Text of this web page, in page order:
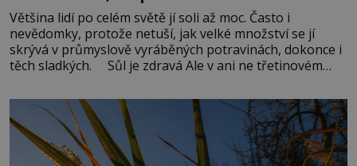
Většina lidí po celém světě jí soli až moc. Často i
nevědomky, protože netuší, jak velké množství se jí
skrývá v průmyslově vyráběných potravinách, dokonce i
těch sladkých. Sůl je zdravá Ale v ani ne třetinovém
základní složky– sodík a chlór – jsou zásadní pro
správné hospodaření